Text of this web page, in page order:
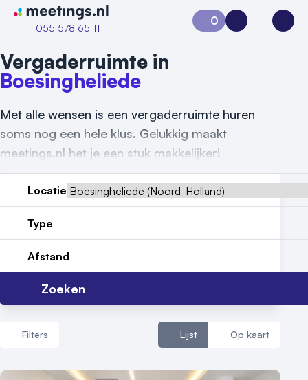
Naar home van Meetings
055 578 65 11
Meld locatie aan
Nieuws
Reviews (5⭐️)
Contact
0
Aanvraag 0Inloggen
Vergaderruimte in
Boesingheliede
Met alle wensen is een vergaderruimte huren
soms nog een hele klus. Gelukkig maakt
meetings.nl het je een stuk makkelijker!
Locatie
Type
Afstand
Zoeken
Filters Lijst Op kaart